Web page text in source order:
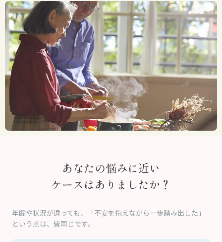
あなたの悩みに近い
ケースはありましたか？
年齢や状況が違っても、「不安を抱えながら一歩踏み出した」
という点は、皆同じです。